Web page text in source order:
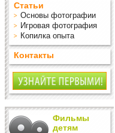
Статьи
Основы фотографии
Игровая фотография
Копилка опыта
Контакты
Фильмы
детям